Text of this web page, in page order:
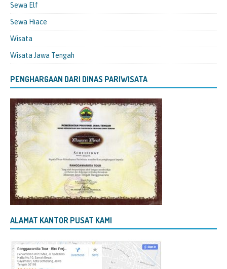
Sewa Elf
Sewa Hiace
Wisata
Wisata Jawa Tengah
PENGHARGAAN DARI DINAS PARIWISATA
ALAMAT KANTOR PUSAT KAMI